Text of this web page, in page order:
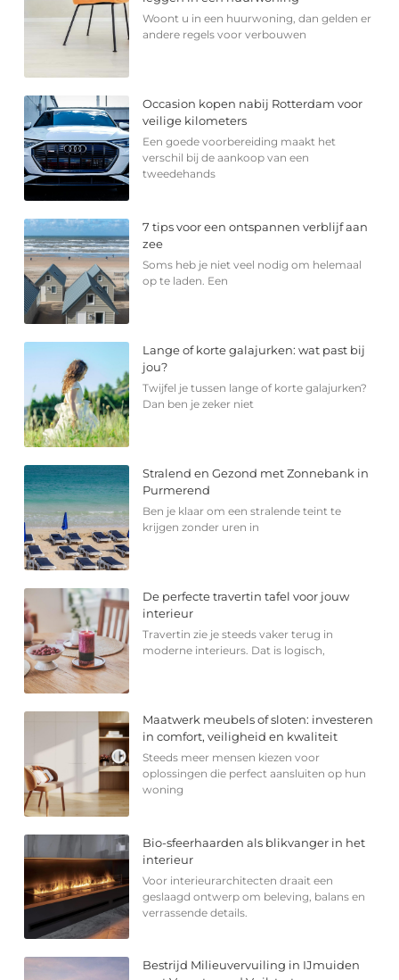
Woont u in een huurwoning, dan gelden er
andere regels voor verbouwen
Occasion kopen nabij Rotterdam voor
veilige kilometers
Een goede voorbereiding maakt het
verschil bij de aankoop van een
tweedehands
7 tips voor een ontspannen verblijf aan
zee
Soms heb je niet veel nodig om helemaal
op te laden. Een
Lange of korte galajurken: wat past bij
jou?
Twijfel je tussen lange of korte galajurken?
Dan ben je zeker niet
Stralend en Gezond met Zonnebank in
Purmerend
Ben je klaar om een stralende teint te
krijgen zonder uren in
De perfecte travertin tafel voor jouw
interieur
Travertin zie je steeds vaker terug in
moderne interieurs. Dat is logisch,
Maatwerk meubels of sloten: investeren
in comfort, veiligheid en kwaliteit
Steeds meer mensen kiezen voor
oplossingen die perfect aansluiten op hun
woning
Bio-sfeerhaarden als blikvanger in het
interieur
Voor interieurarchitecten draait een
geslaagd ontwerp om beleving, balans en
verrassende details.
Bestrijd Milieuvervuiling in IJmuiden